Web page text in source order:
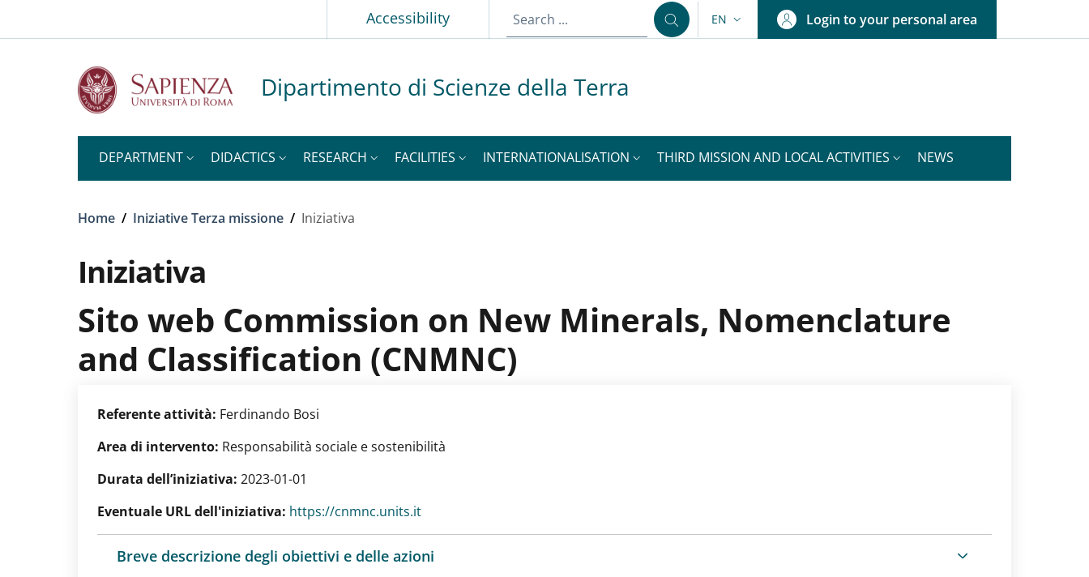
Slim topAccessibility LANGUAGE SWITCHER: CURRENT LANGUAGE
EN Login to your personal area
Dipartimento di Scienze della Terra
DEPARTMENT DIDACTICS RESEARCH FACILITIES INTERNATIONALISATION THIRD MISSION AND LOCAL ACTIVITIES NEWS
Breadcrumb
Home / Iniziative Terza missione / Iniziativa
Iniziativa
Sito web Commission on New Minerals, Nomenclature
and Classification (CNMNC)
Referente attività: Ferdinando Bosi
Area di intervento: Responsabilità sociale e sostenibilità
Durata dell’iniziativa: 2023-01-01
Eventuale URL dell'iniziativa: https://cnmnc.units.it
Breve descrizione degli obiettivi e delle azioni